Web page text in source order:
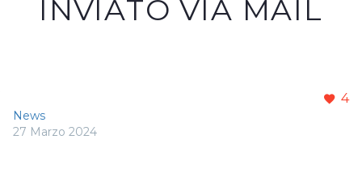
INVIATO VIA MAIL
4
News
27 Marzo 2024